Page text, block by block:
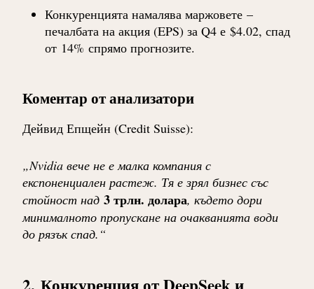
Конкуренцията намалява маржовете–
печалбата на акция (EPS) за Q4 е $4.02, спад
от 14% спрямо прогнозите.
Коментар от анализатори
Дейвид Епщейн (Credit Suisse):
„Nvidia вече не е малка компания с
експоненциален растеж. Тя е зрял бизнес със
стойност над 3 трлн. долара, където дори
минималното пропускане на очакванията води
до рязък спад.“